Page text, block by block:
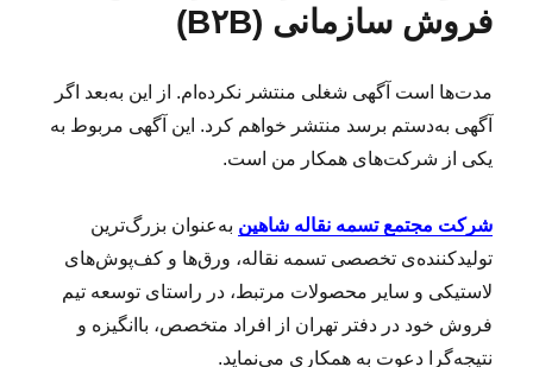
فروش سازمانی (B۲B)
مدت‌ها است آگهی شغلی منتشر نکرده‌ام. از این به‌بعد اگر
آگهی به‌دستم برسد منتشر خواهم کرد. این آگهی مربوط به
یکی از شرکت‌های همکار من است.
شرکت مجتمع تسمه نقاله شاهین به‌عنوان بزرگ‌ترین
تولیدکننده‌ی تخصصی تسمه نقاله، ورق‌ها و کف‌پوش‌های
لاستیکی و سایر محصولات مرتبط، در راستای توسعه تیم
فروش خود در دفتر تهران از افراد متخصص، باانگیزه و
نتیجه‌گرا دعوت به همکاری می‌نماید.